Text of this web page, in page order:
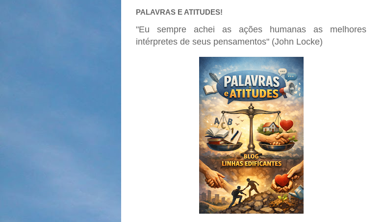
PALAVRAS E ATITUDES!
"Eu sempre achei as ações humanas as melhores
intérpretes de seus pensamentos" (John Locke)